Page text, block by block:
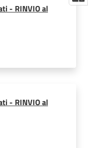
- RINVIO al
- RINVIO al